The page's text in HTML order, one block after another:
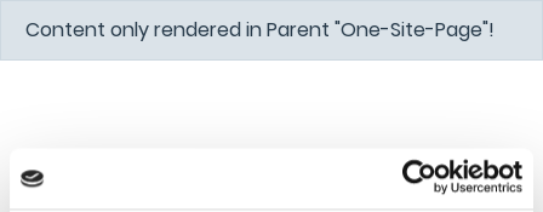
Content only rendered in Parent "One-Site-Page"!